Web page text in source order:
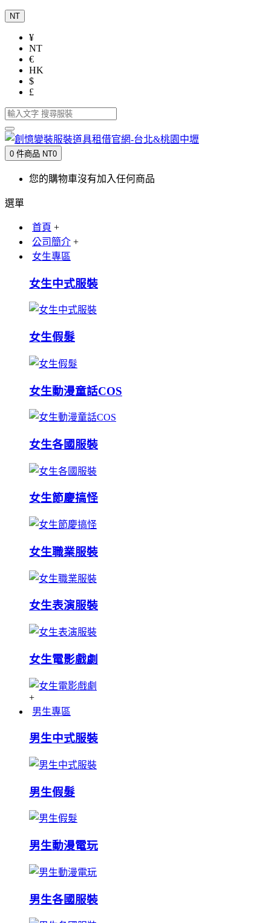
NT
¥
NT
€
HK
$
£
0 件商品 NT0
您的購物車沒有加入任何商品
選單
首頁 +
公司簡介 +
女生專區
女生中式服裝
女生假髮
女生動漫童話COS
女生各國服裝
女生節慶搞怪
女生職業服裝
女生表演服裝
女生電影戲劇
+
男生專區
男生中式服裝
男生假髮
男生動漫電玩
男生各國服裝